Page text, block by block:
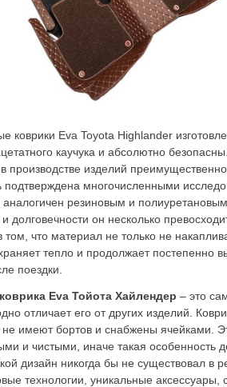
коврики Eva Toyota Highlander
каучука и абсолютно
в производстве изделий
подтверждена многочисленными
резиновым и
долговечности он несколько
том, что материал не только не
тепло и продолжает постепенно
поездки.
Eva Тойота Хайлендер – это
отличает его от других изделий.
не имеют бортов и снабжены ячейками.
и чистыми, иначе такая особенность
дизайн никогда бы не существовал в
технологии, уникальные аксессуары,